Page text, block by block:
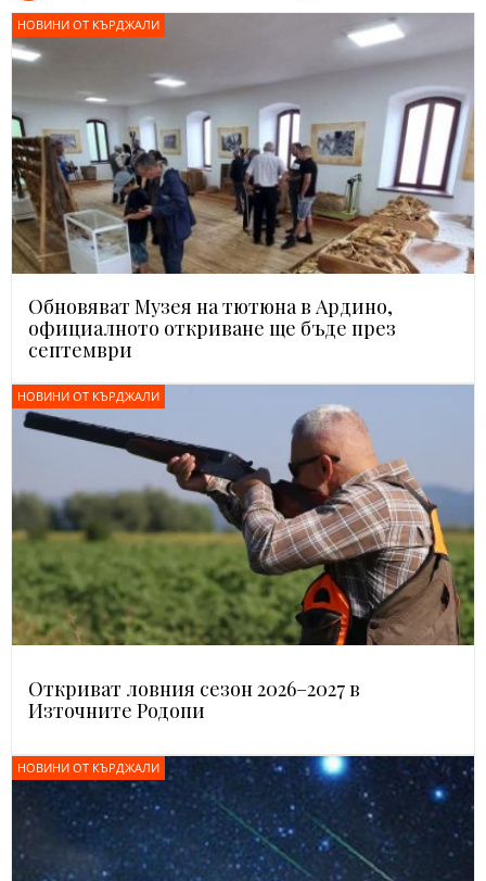
НОВИНИ ОТ КЪРДЖАЛИ
Обновяват Музея на тютюна в Ардино,
официалното откриване ще бъде през
септември
НОВИНИ ОТ КЪРДЖАЛИ
Откриват ловния сезон 2026–2027 в
Източните Родопи
НОВИНИ ОТ КЪРДЖАЛИ